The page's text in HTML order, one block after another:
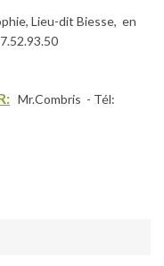
Lieu-dit Biesse, en
Mr.Combris - Tél: